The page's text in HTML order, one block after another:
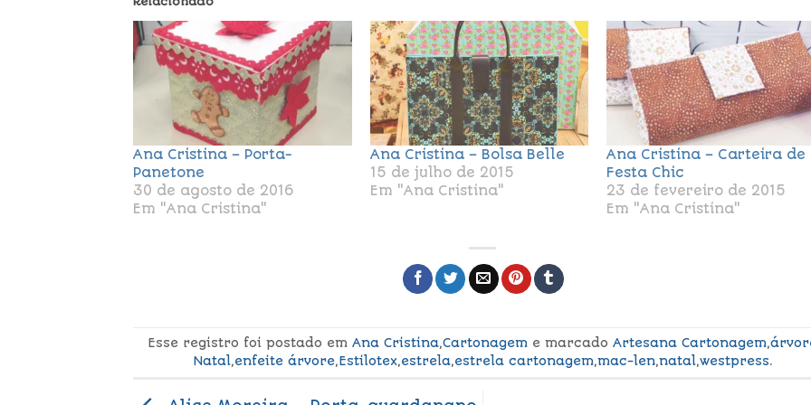
Ana Cristina – Porta-
Panetone
30 de agosto de 2016
Em "Ana Cristina"
Ana Cristina – Bolsa Belle
15 de julho de 2015
Em "Ana Cristina"
Ana Cristina – Carteira de
Festa Chic
23 de fevereiro de 2015
Em "Ana Cristina"
Esse registro foi postado emAna Cristina,Cartonagem e marcadoArtesana Cartonagem,
Natal,enfeite árvore,Estilotex,estrela,estrela cartonagem,mac-len,natal,westpress.